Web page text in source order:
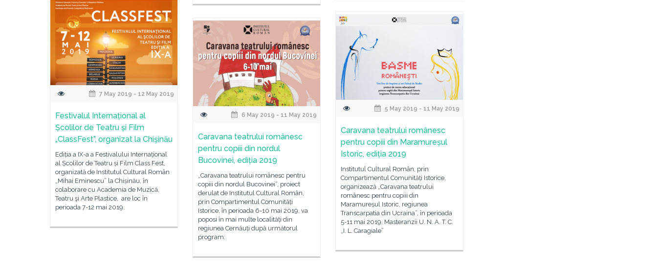
7 May 2019 - 12 May 2019
Festivalul Internațional al
Școlilor de Teatru și Film
„ClassFest”, organizat la Chişinău
Ediția a IX-a a Festivalului Internațional
al Școlilor de Teatru și Film Class Fest,
organizată de Institutul Cultural Român
„Mihai Eminescu” la Chișinău, în
colaborare cu Academia de Muzică,
Teatru şi Arte Plastice, are loc în
perioada 7-12 mai 2019.
5 May 2019 - 11 May 2019
Caravana teatrului românesc
pentru copiii din Maramureșul
Istoric, ediția 2019
Institutul Cultural Român, prin
Compartimentul Comunități Istorice,
organizează „Caravana teatrului
românesc pentru copiii din
Maramureșul Istoric, regiunea
Transcarpatia din Ucraina”, în perioada
5-11 mai 2019. Masteranzii U. N. A. T. C.
„I. L. Caragiale”
6 May 2019 - 11 May 2019
Caravana teatrului românesc
pentru copiii din nordul
Bucovinei, ediția 2019
„Caravana teatrului românesc pentru
copiii din nordul Bucovinei“, proiect
derulat de Institutul Cultural Român,
prin Compartimentul Comunități
Istorice, în perioada 6-10 mai 2019, va
poposi în mai multe localități din
regiunea Cernăuți după următorul
program: